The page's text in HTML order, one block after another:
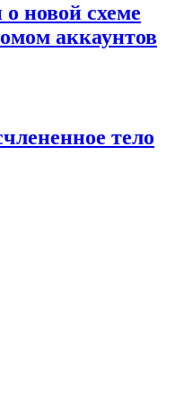
новой схеме
аккаунтов
тело